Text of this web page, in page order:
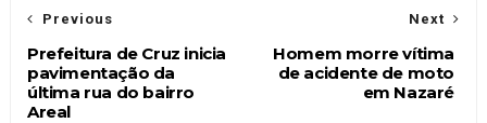
Next
Homem morre vítima
de acidente de moto
em Nazaré
Previous
Prefeitura de Cruz inicia
pavimentação da
última rua do bairro
Areal